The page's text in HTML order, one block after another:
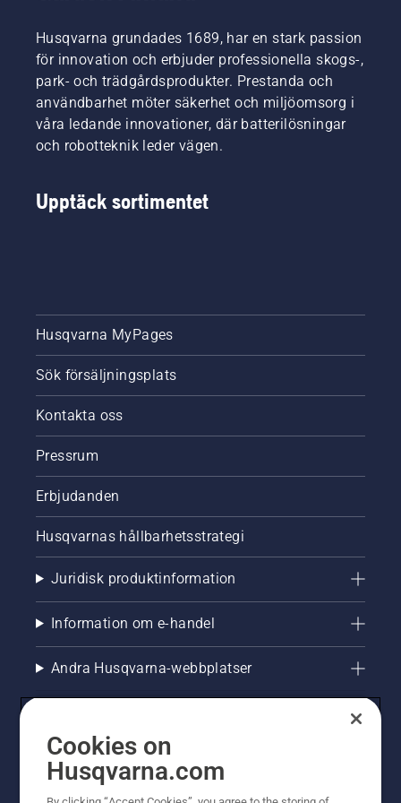
Sveriges
nationalarena
Friends
Arena.
Och
resultaten
han
väntar
kommer
från ett
halvan
av en
gräsplan
klipps av
en
robotgräsklippare
andra av
åkgräsklippare.
Vilken
bästa
fotbollsplanen?
Husqvarna grundades 1689, har en stark passion
för innovation och erbjuder professionella skogs-,
park- och trädgårdsprodukter. Prestanda och
användbarhet möter säkerhet och miljöomsorg i
våra ledande innovationer, där batterilösningar
och robotteknik leder vägen.
Upptäck sortimentet
Husqvarna MyPages
Sök försäljningsplats
Kontakta oss
Pressrum
Erbjudanden
Husqvarnas hållbarhetsstrategi
Juridisk produktinformation
Information om e-handel
Andra Husqvarna-webbplatser
Cookies on
Husqvarna.com